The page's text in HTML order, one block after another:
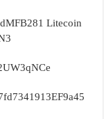
Litecoin